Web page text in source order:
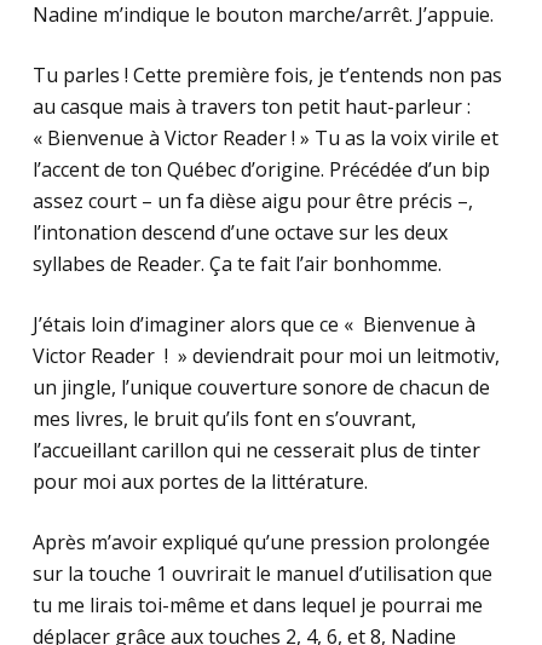
Nadine m’indique le bouton marche/arrêt. J’appuie.
Tu parles ! Cette première fois, je t’entends non pas
au casque mais à travers ton petit haut-parleur :
« Bienvenue à Victor Reader ! » Tu as la voix virile et
l’accent de ton Québec d’origine. Précédée d’un bip
assez court – un fa dièse aigu pour être précis –,
l’intonation descend d’une octave sur les deux
syllabes de Reader. Ça te fait l’air bonhomme.
J’étais loin d’imaginer alors que ce « Bienvenue à
Victor Reader ! » deviendrait pour moi un leitmotiv,
un jingle, l’unique couverture sonore de chacun de
mes livres, le bruit qu’ils font en s’ouvrant,
l’accueillant carillon qui ne cesserait plus de tinter
pour moi aux portes de la littérature.
Après m’avoir expliqué qu’une pression prolongée
sur la touche 1 ouvrirait le manuel d’utilisation que
tu me lirais toi-même et dans lequel je pourrai me
déplacer grâce aux touches 2, 4, 6, et 8, Nadine